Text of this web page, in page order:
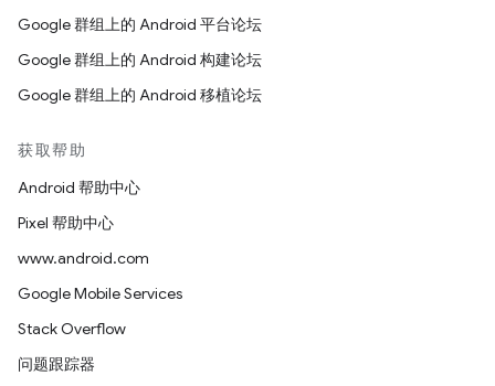
Google 群组上的 Android 平台论坛
Google 群组上的 Android 构建论坛
Google 群组上的 Android 移植论坛
获取帮助
Android 帮助中心
Pixel 帮助中心
www.android.com
Google Mobile Services
Stack Overflow
问题跟踪器